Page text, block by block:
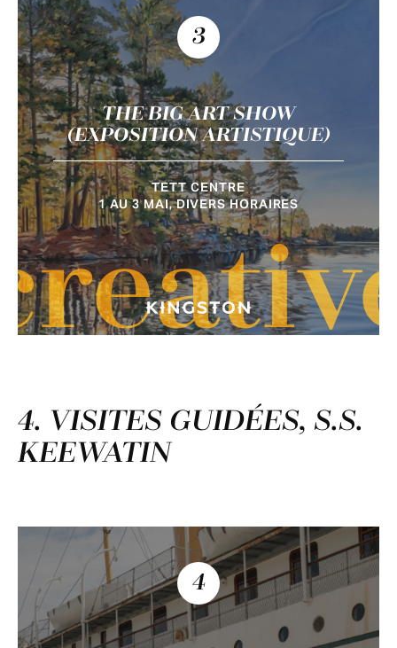
3
THE BIG ART SHOW
(EXPOSITION ARTISTIQUE)
TETT CENTRE
1 AU 3 MAI, DIVERS HORAIRES
4. VISITES GUIDÉES, S.S.
KEEWATIN
4